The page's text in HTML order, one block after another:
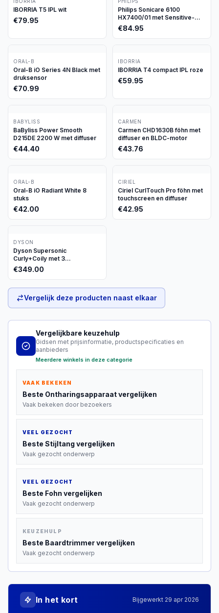
IBORRIA T5 IPL wit
€79.95
Philips Sonicare 6100
HX7400/01 met Sensitive-
stand
€84.95
ORAL-B
Oral-B iO Series 4N Black met
druksensor
€70.99
IBORRIA
IBORRIA T4 compact IPL roze
€59.95
BABYLISS
BaByliss Power Smooth
D215DE 2200 W met diffuser
€44.40
CARMEN
Carmen CHD1630B föhn met
diffuser en BLDC-motor
€43.76
ORAL-B
Oral-B iO Radiant White 8
stuks
€42.00
CIRIEL
Ciriel CurlTouch Pro föhn met
touchscreen en diffuser
€42.95
DYSON
Dyson Supersonic
Curly+Coily met 3
opzetstukken
€349.00
Vergelijk deze producten naast elkaar
Vergelijkbare keuzehulp
Gidsen met prijsinformatie, productspecificaties en
aanbieders
Meerdere winkels in deze categorie
VAAK BEKEKEN
Beste Ontharingsapparaatvergelijken
Vaak bekeken door bezoekers
VEEL GEZOCHT
Beste Stijltang vergelijken
Vaak gezocht onderwerp
VEEL GEZOCHT
Beste Fohn vergelijken
Vaak gezocht onderwerp
KEUZEHULP
Beste Baardtrimmervergelijken
Vaak gezocht onderwerp
In het kort Bijgewerkt 29 apr 2026